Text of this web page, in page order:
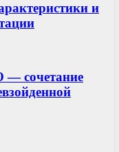
и
— сочетание